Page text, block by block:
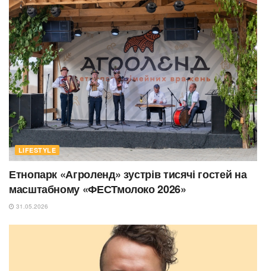
LIFESTYLE
Етнопарк «Агроленд» зустрів тисячі гостей на
масштабному «ФЕСТмолоко 2026»
31.05.2026